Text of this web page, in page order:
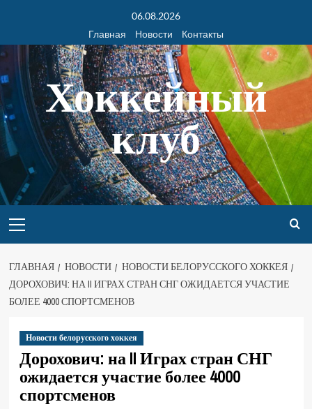
06.08.2026
Главная
Новости Контакты
Хоккейный
клуб
ГЛАВНАЯ НОВОСТИ
НОВОСТИ БЕЛОРУССКОГО ХОККЕЯ
ДОРОХОВИЧ: НА II ИГРАХ СТРАН СНГ ОЖИДАЕТСЯ УЧАСТИЕ
БОЛЕЕ 4000 СПОРТСМЕНОВ
Новости белорусского хоккея
Дорохович: на II Играх стран СНГ
ожидается участие более 4000
спортсменов